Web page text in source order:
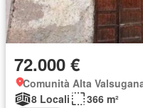
72.000 €
Comunità Alta
8 Locali
366 m²